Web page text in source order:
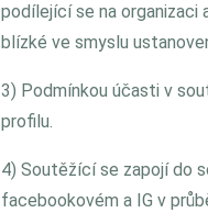
podílející se na organizaci
blízké ve smyslu
3) Podmínkou účasti v
profilu.
4) Soutěžící se zapojí do
facebookovém a IG v